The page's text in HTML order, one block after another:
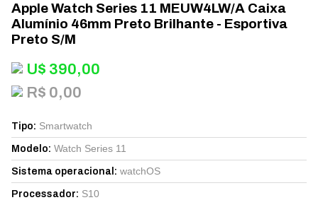
Apple Watch Series 11 MEUW4LW/A Caixa
Alumínio 46mm Preto Brilhante - Esportiva
Preto S/M
U$ 390,00
R$ 0,00
Tipo: Smartwatch
Modelo: Watch Series 11
Sistema operacional : watchOS
Processador: S10